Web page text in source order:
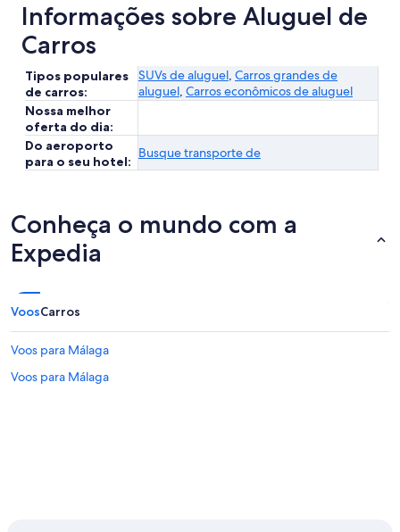
Informações sobre Aluguel de
Carros
Tipos populares
de carros:
SUVs de aluguel, Carros grandes de
aluguel, Carros econômicos de aluguel
Nossa melhor
oferta do dia:
Do aeroporto
para o seu hotel:
Busque transporte de
Conheça o mundo com a
Expedia
VoosCarros
Voos para Málaga
Voos para Málaga